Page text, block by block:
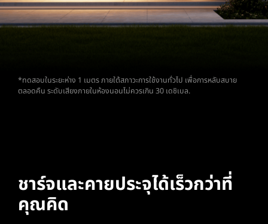
*ทดสอบในระยะห่าง 1 เมตร ภายใต้สภาวะการใช้งานทั่วไป เพื่อการหลับสบาย
ตลอดคืน ระดับเสียงภายในห้องนอนไม่ควรเกิน 30 เดซิเบล.
ชาร์จและคายประจุได้เร็วกว่าที่
คุณคิด